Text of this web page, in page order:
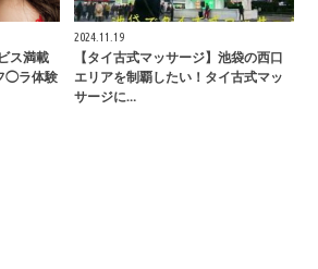
ス満載
◯ラ体験
2024.11.19
【タイ古式マッサージ】池袋の西口
エリアを制覇したい！タイ古式マッ
サージに…